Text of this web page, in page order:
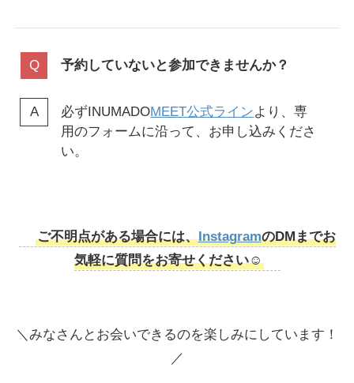
予約していないと参加できませんか？
必ずINUMADOMEET公式ラインより、専
用のフォームに沿って、お申し込みくださ
い。
ご不明点がある場合には、InstagramのDMまでお
気軽に質問をお寄せください☺️
＼みなさんとお会いできるのを楽しみにしています！
／